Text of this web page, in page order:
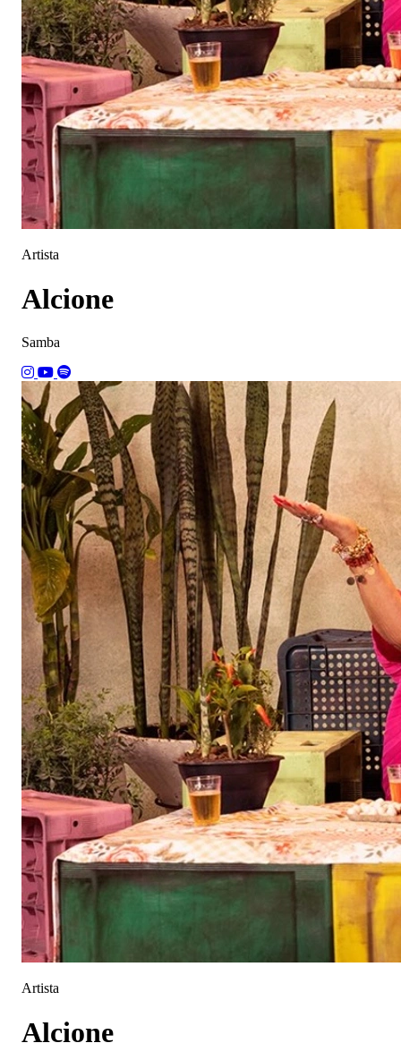
Artista
Alcione
Samba
Artista
Alcione